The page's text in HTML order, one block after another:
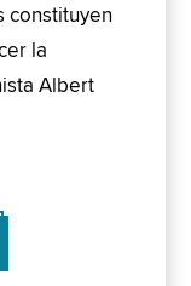
constituyen
la
Albert